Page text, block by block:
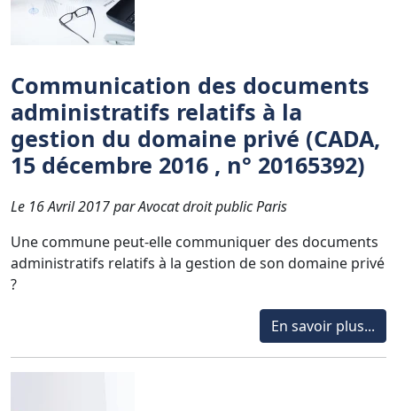
Communication des documents
administratifs relatifs à la
gestion du domaine privé (CADA,
15 décembre 2016 , n° 20165392)
Le 16 Avril 2017 par Avocat droit public Paris
Une commune peut-elle communiquer des documents
administratifs relatifs à la gestion de son domaine privé
?
En savoir plus...